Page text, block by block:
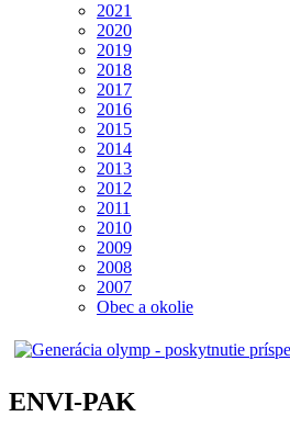
2021
2020
2019
2018
2017
2016
2015
2014
2013
2012
2011
2010
2009
2008
2007
Obec a okolie
ENVI-PAK